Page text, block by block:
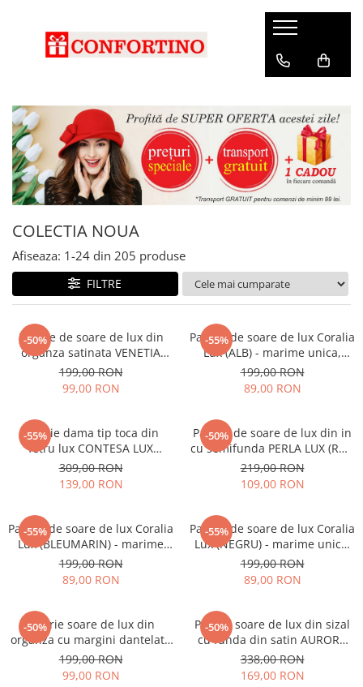
COLECTIA NOUA
Afiseaza: 1-24 din 205 produse
FILTRE
-50%
Palarie de soare de lux din
organza satinata VENETIA
CHIC (MOV+ARAMIU) - marime
unica, reglabila
199,00 RON
99,00 RON
-55%
Palarie de soare de lux Coralia
Lux (ALB) - marime unica,
reglabila
199,00 RON
89,00 RON
-55%
Palarie dama tip toca din
fetru lux CONTESA LUX
(GRENA) - marime unica,
reglabila
309,00 RON
139,00 RON
-50%
Palarie de soare de lux din in
cu semifunda PERLA LUX (ROZ
perlat) - marime unica,
reglabila
219,00 RON
109,00 RON
-55%
Palarie de soare de lux Coralia
Lux (BLEUMARIN) - marime
unica, reglabila
199,00 RON
89,00 RON
-55%
Palarie de soare de lux Coralia
Lux (NEGRU) - marime unica,
reglabila
199,00 RON
89,00 RON
-50%
Palarie soare de lux din
organza cu margini dantelate
SPLENDOR LUX (NEGRU) -
marime unica, reglabila
199,00 RON
99,00 RON
-50%
Palarie soare de lux din sizal
cu funda din satin AURORA
LUX (GRENA) - marime unica,
reglabila
338,00 RON
169,00 RON